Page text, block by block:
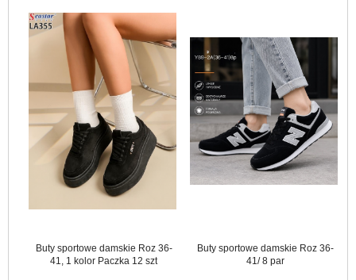
Buty sportowe damskie Roz 36-
41, 1 kolor Paczka 12 szt
Buty sportowe damskie Roz 36-
41/ 8 par